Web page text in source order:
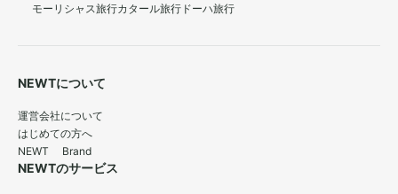
モーリシャス旅行カタール旅行 ドーハ旅行
NEWTについて
運営会社について
はじめての方へ
NEWT Brand
NEWTのサービス